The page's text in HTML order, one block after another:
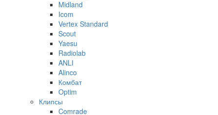
Midland
Icom
Vertex Standard
Scout
Yaesu
Radiolab
ANLI
Alinco
Комбат
Optim
Клипсы
Comrade